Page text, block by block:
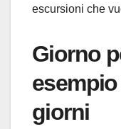
escursioni che
Giorno
giorni